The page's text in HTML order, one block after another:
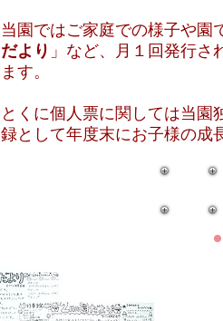
当園ではご家庭での様子や園
だより 」など、月１回発行さ
ます。
とくに個人票に関しては当園
録として年度末にお子様の成